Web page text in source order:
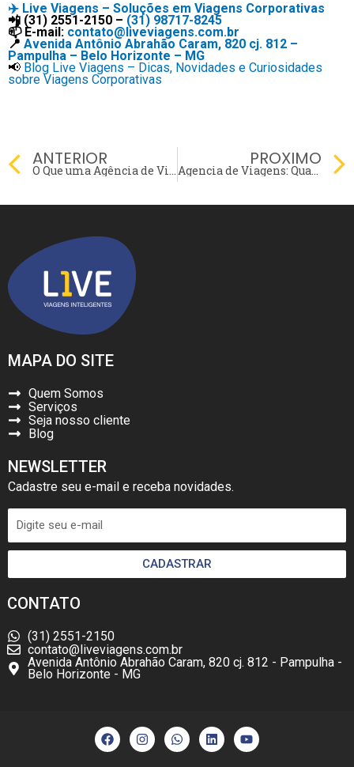
✈️ Live Viagens – Soluções em Viagens Corporativas
📲 (31) 2551-2150 – (31) 98717-8245
📫 E-mail: contato@liveviagens.com.br
📍 Avenida Antônio Abrahão Caram, 820 cj. 812 –
Pampulha – Belo Horizonte – MG
📢 Blog Live Viagens – Dicas, Novidades e Curiosidades
sobre Viagens Corporativas
Prev
ANTERIOR
O Que uma Agência de Viagens Pode Fazer pela Eficiência de Sua Empresa?
PROXIMO
Agencia de Viagens: Qual o papel da tecnologia nas viagens corporativas?
MAPA DO SITE
Quem Somos
Serviços
Seja nosso cliente
Blog
NEWSLETTER
Cadastre seu e-mail e receba novidades.
CADASTRAR
CONTATO
(31) 2551-2150
contato@liveviagens.com.br
Avenida Antônio Abrahão Caram, 820 cj. 812 - Pampulha -
Belo Horizonte - MG
F
a
c
I
n
s
W
h
a
L
i
n
Y
o
u